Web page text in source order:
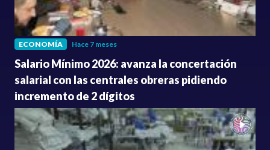
ECONOMÍA Hace 7 meses
Salario Mínimo 2026: avanza la concertación
salarial con las centrales obreras pidiendo
incremento de 2 dígitos